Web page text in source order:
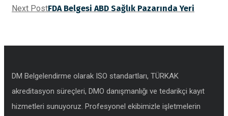
Next PostFDA Belgesi ABD Sağlık Pazarında Yeri
DM Belgelendirme olarak ISO standartları, TÜRKAK
akreditasyon süreçleri, DMO danışmanlığı ve tedarikçi kayıt
hizmetleri sunuyoruz. Profesyonel ekibimizle işletmelerin